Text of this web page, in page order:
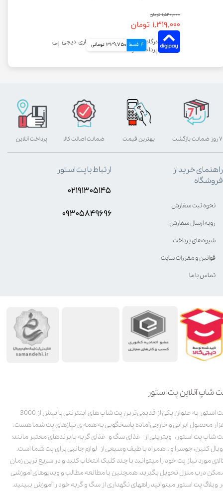
۱,۵۲۰,۰۰۰ تومان
۱,۳۱۹,۰۰۰ تومان
4 قسط 329,750 تومانی
شاپ آنلاین پت استور
پت استور به عنوان یکی از قدیمی‌ترین پت شاپ های اینترنتی با بیش از 3000
محصول ایرانی و خارجی آماده پاسخگویی به همه ی نیازهای پت شما هست.
شاپ پت استور، ویترینی از غذای سگ و غذای گربه با برندهای معتبر مانند:
کنین، جوسرا و .. همراه با طیف وسیعی از لوازم جانبی برای پت شما است.
مورد نیاز پت خود را میتوانید با چند کلیک انتخاب کنید و در سریع ترین زمان
درب منزل تحویل بگیرید. همچنین با مطالعه مطالب و ویدیوهای آموزشی
وبلاگ پت استور میتوانید راههای نگهداری از سگ و گربه خود را آموزش ببینید.
بهترین قیمت پرداخت آنلاین ۷ روز ضمانت بازگشت ضمانت اصالت کالا
راهنمای خرید از
فروشگاه
نحوه ثبت سفارش
رویه ارسال سفارش
شیوه‌های پرداخت
قوانین و مقررات سایت
تماس با ما
ارتباط با پت استور
۰۲۱۹۱۳۰۵۱۴۵
۰۹۳۰۵8۴9696